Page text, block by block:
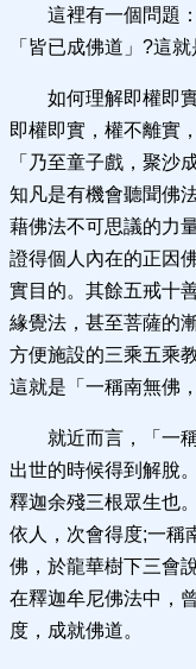
這裡有一個問題
「皆已成佛道」?這
如何理解即權即
即權即實，權不離實
「乃至童子戲，聚沙
知凡是有機會聽聞佛
藉佛法不可思議的力
證得個人內在的正因
實目的。其餘五戒十
緣覺法，甚至菩薩的
方便施設的三乘五乘
這就是「一稱南無佛
就近而言，「一
出世的時候得到解脫
釋迦余殘三根眾生也
依人，次會得度;一稱
佛，於龍華樹下三會
在釋迦牟尼佛法中，
度，成就佛道。